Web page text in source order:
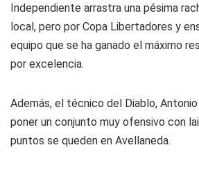
Independiente arrastra una pésima
local, pero por Copa Libertadores y
equipo que se ha ganado el máximo
por excelencia.
Además, el técnico del Diablo,
poner un conjunto muy ofensivo con
puntos se queden en Avellaneda.